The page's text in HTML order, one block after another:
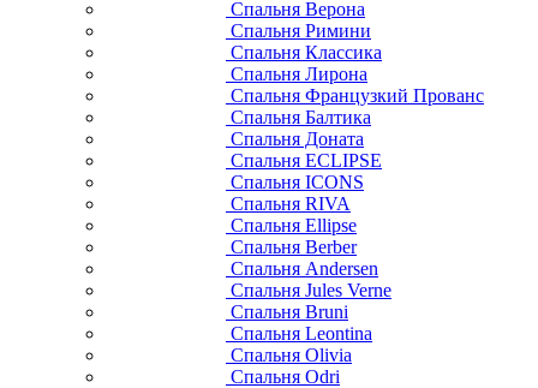
Спальня Верона
Спальня Римини
Спальня Классика
Спальня Лирона
Спальня Французкий Прованс
Спальня Балтика
Спальня Доната
Спальня ECLIPSE
Спальня ICONS
Спальня RIVA
Спальня Ellipse
Спальня Berber
Спальня Andersen
Спальня Jules Verne
Спальня Bruni
Спальня Leontina
Спальня Olivia
Спальня Odri